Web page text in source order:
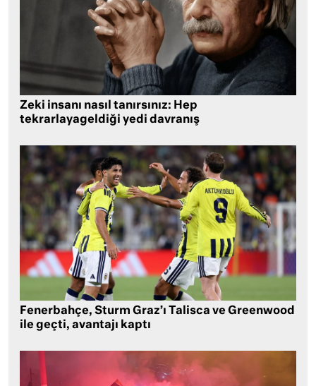
Zeki insanı nasıl tanırsınız: Hep
tekrarlayageldiği yedi davranış
Fenerbahçe, Sturm Graz’ı Talisca ve Greenwood
ile geçti, avantajı kaptı